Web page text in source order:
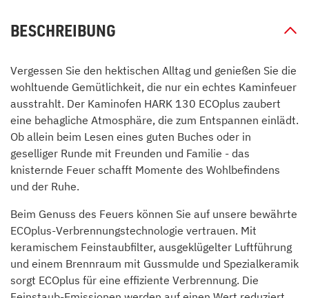
BESCHREIBUNG
Vergessen Sie den hektischen Alltag und genießen Sie die
wohltuende Gemütlichkeit, die nur ein echtes Kaminfeuer
ausstrahlt. Der Kaminofen HARK 130 ECOplus zaubert
eine behagliche Atmosphäre, die zum Entspannen einlädt.
Ob allein beim Lesen eines guten Buches oder in
geselliger Runde mit Freunden und Familie - das
knisternde Feuer schafft Momente des Wohlbefindens
und der Ruhe.
Beim Genuss des Feuers können Sie auf unsere bewährte
ECOplus-Verbrennungstechnologie vertrauen. Mit
keramischem Feinstaubfilter, ausgeklügelter Luftführung
und einem Brennraum mit Gussmulde und Spezialkeramik
sorgt ECOplus für eine effiziente Verbrennung. Die